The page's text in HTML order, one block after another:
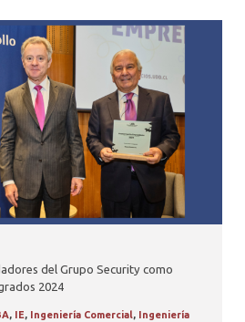
del Grupo Security como
2024
, IE, Ingeniería Comercial,
Ingeniería